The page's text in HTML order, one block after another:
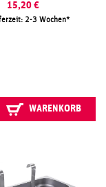
15,20 €
2-3 Wochen
WARENKORB